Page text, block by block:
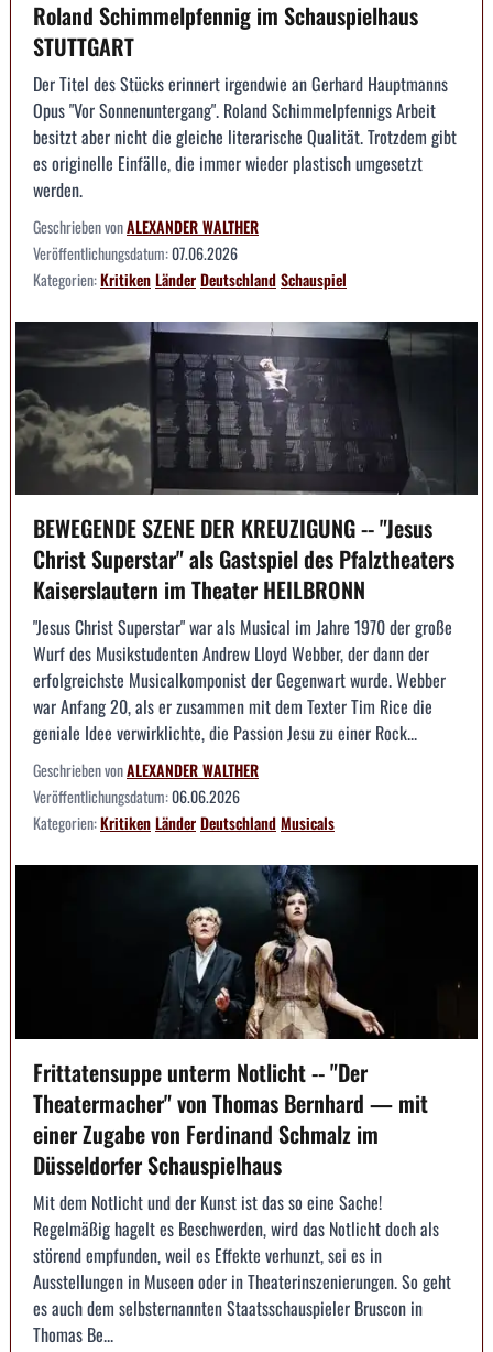
Roland Schimmelpfennig im Schauspielhaus
STUTTGART
Der Titel des Stücks erinnert irgendwie an Gerhard Hauptmanns
Opus "Vor Sonnenuntergang". Roland Schimmelpfennigs Arbeit
besitzt aber nicht die gleiche literarische Qualität. Trotzdem gibt
es originelle Einfälle, die immer wieder plastisch umgesetzt
werden.
Geschrieben vonALEXANDER WALTHER
Veröffentlichungsdatum:07.06.2026
Kategorien:KritikenLänderDeutschlandSchauspiel
BEWEGENDE SZENE DER KREUZIGUNG -- "Jesus
Christ Superstar" als Gastspiel des Pfalztheaters
Kaiserslautern im Theater HEILBRONN
"Jesus Christ Superstar" war als Musical im Jahre 1970 der große
Wurf des Musikstudenten Andrew Lloyd Webber, der dann der
erfolgreichste Musicalkomponist der Gegenwart wurde. Webber
war Anfang 20, als er zusammen mit dem Texter Tim Rice die
geniale Idee verwirklichte, die Passion Jesu zu einer Rock...
Geschrieben vonALEXANDER WALTHER
Veröffentlichungsdatum:06.06.2026
Kategorien:KritikenLänderDeutschlandMusicals
Frittatensuppe unterm Notlicht -- "Der
Theatermacher" von Thomas Bernhard — mit
einer Zugabe von Ferdinand Schmalz im
Düsseldorfer Schauspielhaus
Mit dem Notlicht und der Kunst ist das so eine Sache!
Regelmäßig hagelt es Beschwerden, wird das Notlicht doch als
störend empfunden, weil es Effekte verhunzt, sei es in
Ausstellungen in Museen oder in Theaterinszenierungen. So geht
es auch dem selbsternannten Staatsschauspieler Bruscon in
Thomas Be...